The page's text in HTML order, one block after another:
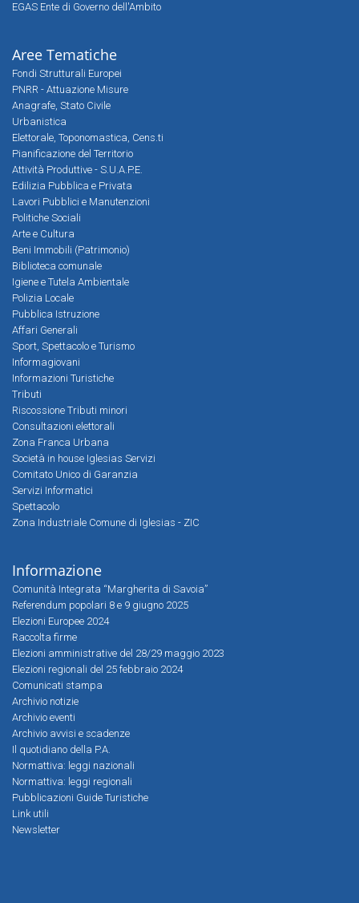
EGAS Ente di Governo dell'Ambito
Aree Tematiche
Fondi Strutturali Europei
PNRR - Attuazione Misure
Anagrafe, Stato Civile
Urbanistica
Elettorale, Toponomastica, Cens.ti
Pianificazione del Territorio
Attività Produttive - S.U.A.P.E.
Edilizia Pubblica e Privata
Lavori Pubblici e Manutenzioni
Politiche Sociali
Arte e Cultura
Beni Immobili (Patrimonio)
Biblioteca comunale
Igiene e Tutela Ambientale
Polizia Locale
Pubblica Istruzione
Affari Generali
Sport, Spettacolo e Turismo
Informagiovani
Informazioni Turistiche
Tributi
Riscossione Tributi minori
Consultazioni elettorali
Zona Franca Urbana
Società in house Iglesias Servizi
Comitato Unico di Garanzia
Servizi Informatici
Spettacolo
Zona Industriale Comune di Iglesias - ZIC
Informazione
Comunità Integrata “Margherita di Savoia”
Referendum popolari 8 e 9 giugno 2025
Elezioni Europee 2024
Raccolta firme
Elezioni amministrative del 28/29 maggio 2023
Elezioni regionali del 25 febbraio 2024
Comunicati stampa
Archivio notizie
Archivio eventi
Archivio avvisi e scadenze
Il quotidiano della P.A.
Normattiva: leggi nazionali
Normattiva: leggi regionali
Pubblicazioni Guide Turistiche
Link utili
Newsletter